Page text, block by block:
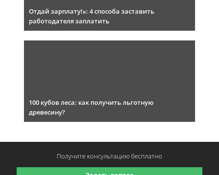
Отдай зарплату!»: 4 способа заставить
работодателя заплатить
100 кубов леса: как получить льготную
древесину?
Получите консультациюбесплатно